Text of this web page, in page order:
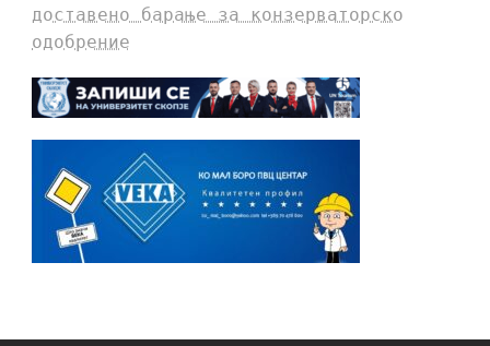
доставено барање за конзерваторско
одобрение